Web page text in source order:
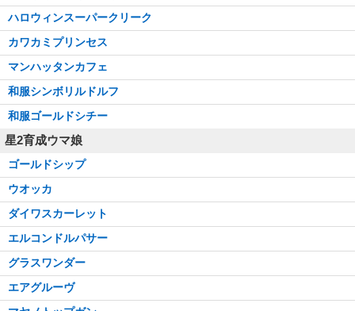
ハロウィンスーパークリーク
カワカミプリンセス
マンハッタンカフェ
和服シンボリルドルフ
和服ゴールドシチー
星2育成ウマ娘
ゴールドシップ
ウオッカ
ダイワスカーレット
エルコンドルパサー
グラスワンダー
エアグルーヴ